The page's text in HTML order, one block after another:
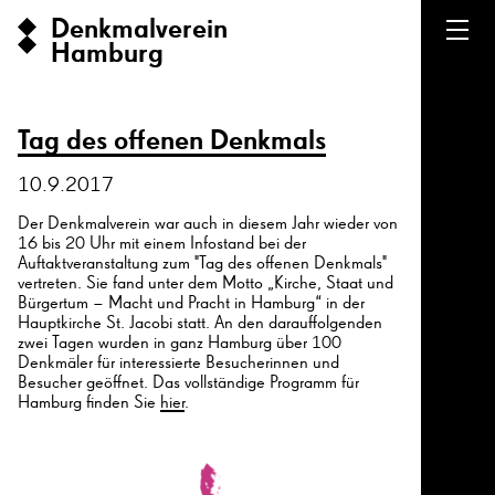
Denkmalverein
Hamburg
Tag des offenen Denkmals
10.9.2017
Der Denkmalverein war auch in diesem Jahr wieder von
16 bis 20 Uhr mit einem Infostand bei der
Auftaktveranstaltung zum "Tag des offenen Denkmals"
vertreten. Sie fand unter dem Motto „Kirche, Staat und
Bürgertum – Macht und Pracht in Hamburg“ in der
Hauptkirche St. Jacobi statt. An den darauffolgenden
zwei Tagen wurden in ganz Hamburg über 100
Denkmäler für interessierte Besucherinnen und
Besucher geöffnet. Das vollständige Programm für
Hamburg finden Sie hier.